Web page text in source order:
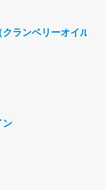
ランベリーオイル）
ン